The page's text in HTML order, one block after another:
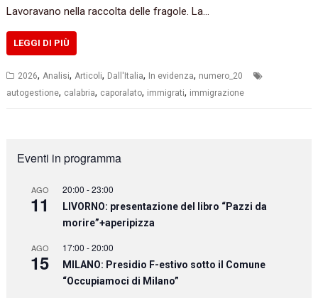
Lavoravano nella raccolta delle fragole. La…
LEGGI DI PIÙ
2026,Analisi,Articoli, Dall'Italia, In evidenza, numero_20
autogestione, calabria, caporalato, immigrati, immigrazione
Eventi in programma
AGO
11
20:00 -23:00
LIVORNO: presentazione del libro “Pazzi da
morire”+aperipizza
AGO
15
17:00 -20:00
MILANO: Presidio F-estivo sotto il Comune
“Occupiamoci di Milano”